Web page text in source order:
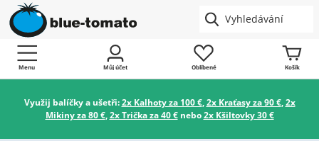
Menu Můj účet Oblíbené Košík
Využij balíčky a ušetři:2x Kalhoty za 100 €,2x Kraťasy za 90 €,2x
Mikiny za 80 €,2x Trička za 40 €nebo2x Kšiltovky 30 €